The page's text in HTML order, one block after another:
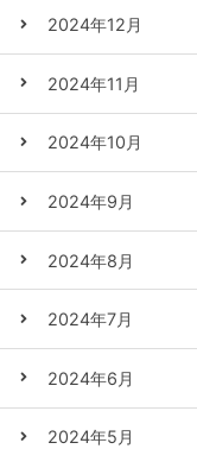
2024年12月
2024年11月
2024年10月
2024年9月
2024年8月
2024年7月
2024年6月
2024年5月